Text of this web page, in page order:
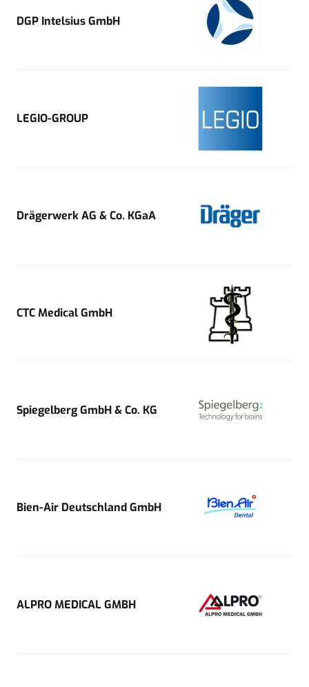
DGP Intelsius GmbH
LEGIO-GROUP
Drägerwerk AG & Co. KGaA
CTC Medical GmbH
Spiegelberg GmbH & Co. KG
Bien-Air Deutschland GmbH
ALPRO MEDICAL GMBH